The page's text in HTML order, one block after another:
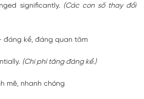
significantly. (Các con số thay đổi
đáng kể, đáng quan tâm
(Chi phí tăng đáng kể.)
mẽ, nhanh chóng